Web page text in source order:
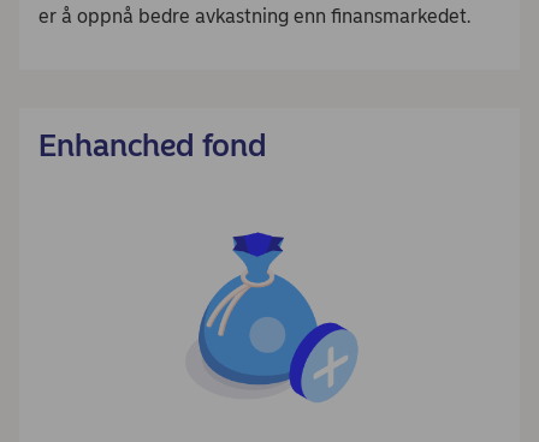
er å oppnå bedre avkastning enn finansmarkedet.
Enhanched fond